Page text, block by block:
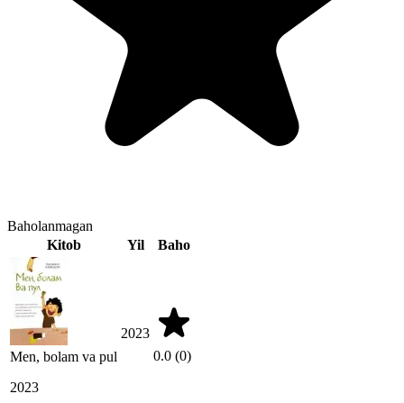
Baholanmagan
Kitob
Yil Baho
Men, bolam va pul
2023
2023
0.0 (0)